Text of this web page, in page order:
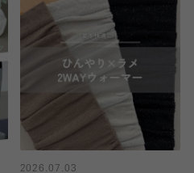
2026.07.03